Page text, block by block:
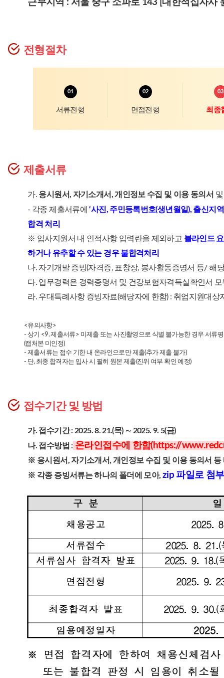
근무지역 : 서울 중구 소파로 143 [대한적십자사
전형절차
서류전형 면접전형 최종
제출서류
가. 응시원서, 자기소개서, 개인정보 수집 및 이용 동의서
- 각종 제출서류에‘사진, 주민등록번호(생년월일), 출신지
합격 처리
※ 입사지원서 내 인적사항 입력란을 제외하고 블라인드
하거나 유추할 수 있는 경우 불합격처리
나. 자기개발 증빙(자격증, 표창장, 봉사활동증명서 등/ 해
다. 업무경력은 경력증명서 및 건강보험자격득실확인서
라. 우대특례사항 증빙자료(해당자에 한함) : 취업지원대상
<유의사항>
- 상기 <9. 제출서류> 미제출 또는 사진촬영으로 식별 불가능한 경우 서류
(캡처본 미인정)
- 제출서류는 접수 기한 내 온라인으로만 제출(추가 제출 불가)
- 단, 최종 합격자는 입사 시 필히 원본 제출(진위 여부 확인 예정)
접수기간 및 방법
가. 접수기간 : 2025. 8. 21.(목) ∼ 2025. 9. 5(금)
나. 접수방법 : 온라인접수에 한함(https://
※ 응시원서, 자기소개서, 개인정보 수집 및 이용 동의서 등
※ 각종 증빙서류는 하나의 폴더에 모아, zip 파일로 첨